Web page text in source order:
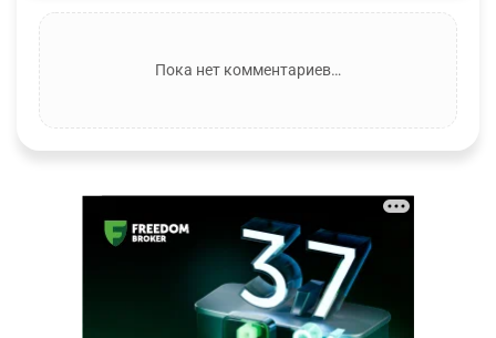
Пока нет комментариев…